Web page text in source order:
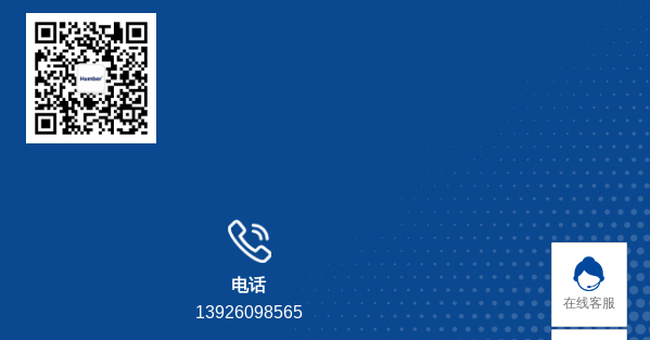
电话
13926098565 在线客服